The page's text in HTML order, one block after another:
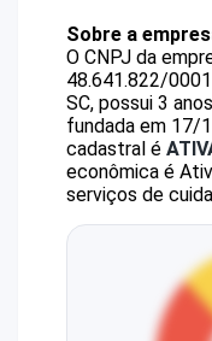
Sobre a
O CNPJ da
48.641.822/
SC, possui 3
fundada em 17/
cadastral é
econômica é
serviços de